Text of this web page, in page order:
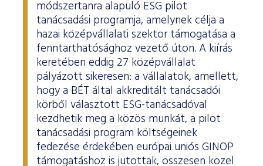
módszertanra alapuló ESG pilot
tanácsadási programja, amelynek célja a
hazai középvállalati szektor támogatása a
fenntarthatósághoz vezető úton. A kiírás
keretében eddig 27 középvállalat
pályázott sikeresen: a vállalatok, amellett,
hogy a BÉT által akkreditált tanácsadói
körből választott ESG-tanácsadóval
kezdhetik meg a közös munkát, a pilot
tanácsadási program költségeinek
fedezése érdekében európai uniós GINOP
támogatáshoz is jutottak, összesen közel